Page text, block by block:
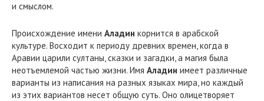
и смыслом.
Происхождение имени Аладин корнится в арабской
культуре. Восходит к периоду древних времен, когда в
Аравии царили султаны, сказки и загадки, а магия была
неотъемлемой частью жизни. Имя Аладин имеет различные
варианты из написания на разных языках мира, но каждый
из этих вариантов несет общую суть. Оно олицетворяет